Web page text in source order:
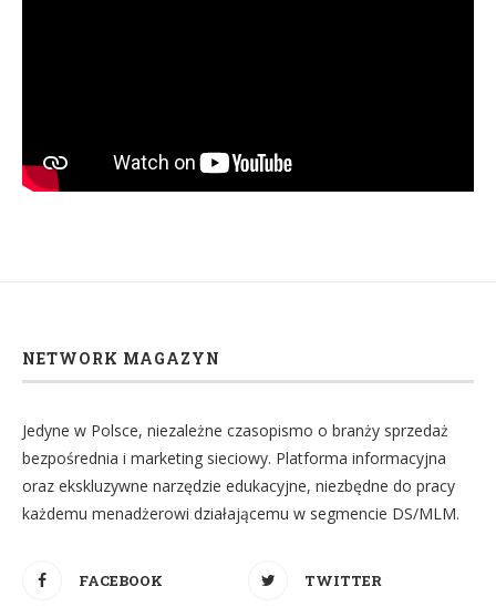
NETWORK MAGAZYN
Jedyne w Polsce, niezależne czasopismo o branży sprzedaż
bezpośrednia i marketing sieciowy. Platforma informacyjna
oraz ekskluzywne narzędzie edukacyjne, niezbędne do pracy
każdemu menadżerowi działającemu w segmencie DS/MLM.
FACEBOOK TWITTER